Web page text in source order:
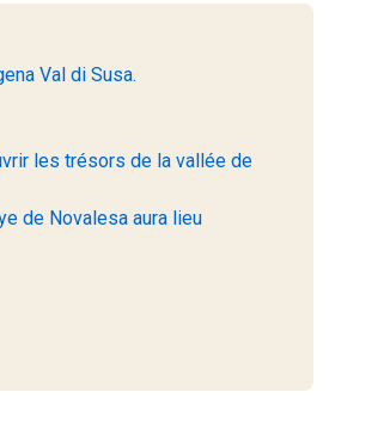
Val di Susa.
les trésors de la vallée de
de Novalesa aura lieu